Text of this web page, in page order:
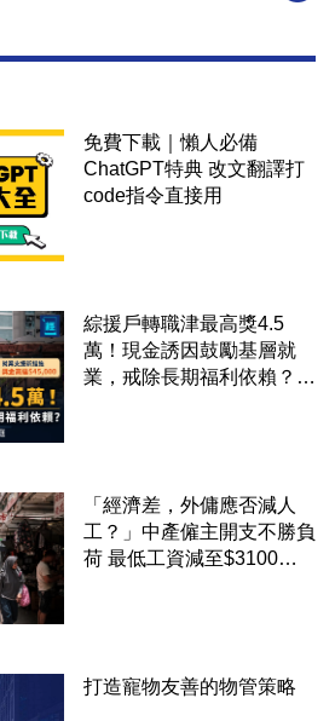
免費下載｜懶人必備
ChatGPT特典 改文翻譯打
code指令直接用
綜援戶轉職津最高獎4.5
萬！現金誘因鼓勵基層就
業，戒除長期福利依賴？鄧
「經濟差，外傭應否減人
工？」中產僱主開支不勝負
荷 最低工資減至$3100蚊
打造寵物友善的物管策略